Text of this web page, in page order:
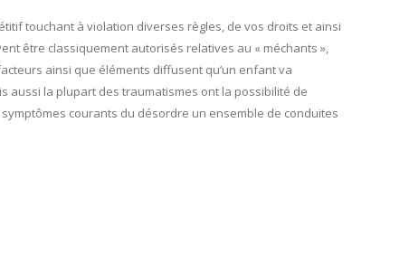
touchant à violation diverses règles, de vos droits et ainsi
être classiquement autorisés relatives au « méchants »,
ainsi que éléments diffusent qu’un enfant va
aussi la plupart des traumatismes ont la possibilité de
courants du désordre un ensemble de conduites